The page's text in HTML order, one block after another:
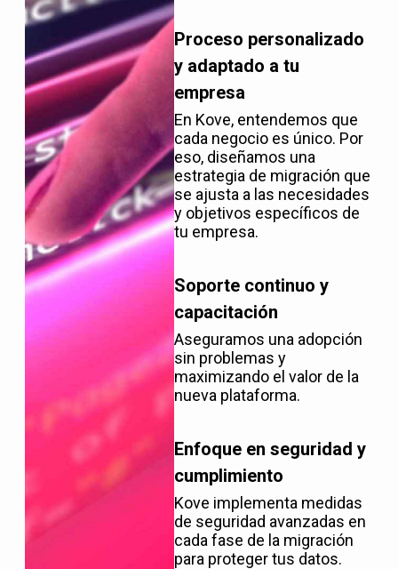
Proceso personalizado
y adaptado a tu
empresa
En Kove, entendemos que
cada negocio es único. Por
eso, diseñamos una
estrategia de migración que
se ajusta a las necesidades
y objetivos específicos de
tu empresa.
Soporte continuo y
capacitación
Aseguramos una adopción
sin problemas y
maximizando el valor de la
nueva plataforma.
Enfoque en seguridad y
cumplimiento
Kove implementa medidas
de seguridad avanzadas en
cada fase de la migración
para proteger tus datos.